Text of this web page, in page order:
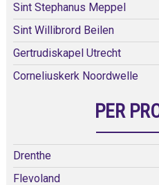
Sint Stephanus Meppel
Sint Willibrord Beilen
Gertrudiskapel Utrecht
Corneliuskerk Noordwelle
PER
Drenthe
Flevoland